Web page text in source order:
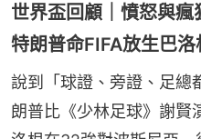
世界盃回顧｜憤怒與瘋
特朗普命FIFA放生巴洛
說到「球證、旁證、足總
朗普比《少林足球》謝賢